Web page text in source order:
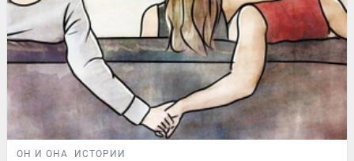
ОН И ОНА ИСТОРИИ